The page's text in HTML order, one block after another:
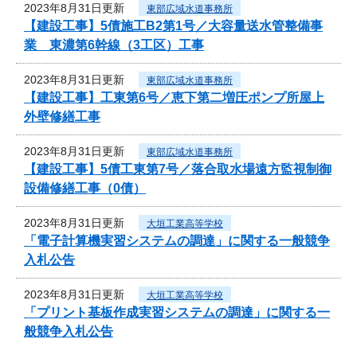
2023年8月31日更新 東部広域水道事務所
【建設工事】5債施工B2第1号／大容量送水管整備事
業 東濃第6幹線（3工区）工事
2023年8月31日更新 東部広域水道事務所
【建設工事】工東第6号／恵下第二増圧ポンプ所屋上
外壁修繕工事
2023年8月31日更新 東部広域水道事務所
【建設工事】5債工東第7号／落合取水場遠方監視制御
設備修繕工事（0債）
2023年8月31日更新 大垣工業高等学校
「電子計算機実習システムの調達」に関する一般競争
入札公告
2023年8月31日更新 大垣工業高等学校
「プリント基板作成実習システムの調達」に関する一
般競争入札公告